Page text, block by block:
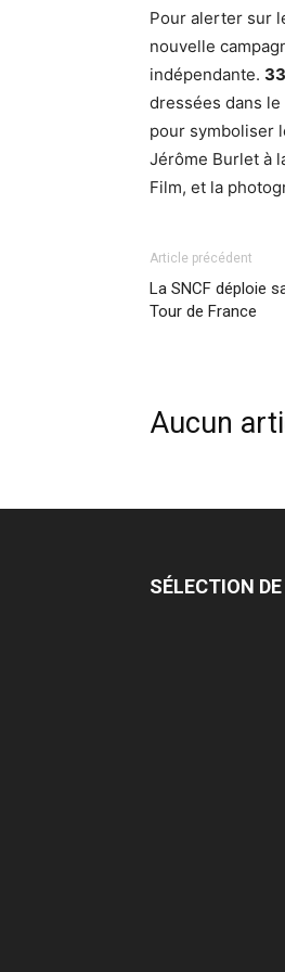
Pour alerter sur
nouvelle
indépendante.
dressées dans
pour symboliser
Jérôme Burlet à
Film, et la
Article précédent
La SNCF déploie
Tour de France
Aucun
SÉLECTION